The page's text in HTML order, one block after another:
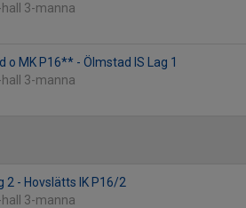
3-manna
o MK P16** - Ölmstad IS Lag 1
3-manna
2 - Hovslätts IK P16/2
3-manna